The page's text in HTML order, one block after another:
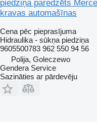
piedziņa paredzēts
kravas automašīnas
Cena pēc pieprasījuma
Hidraulika - sūkņa piedziņa
9605500783 962 550 94 56
Polija, Goleczewo
Gendera Service
Sazināties ar pārdevēju